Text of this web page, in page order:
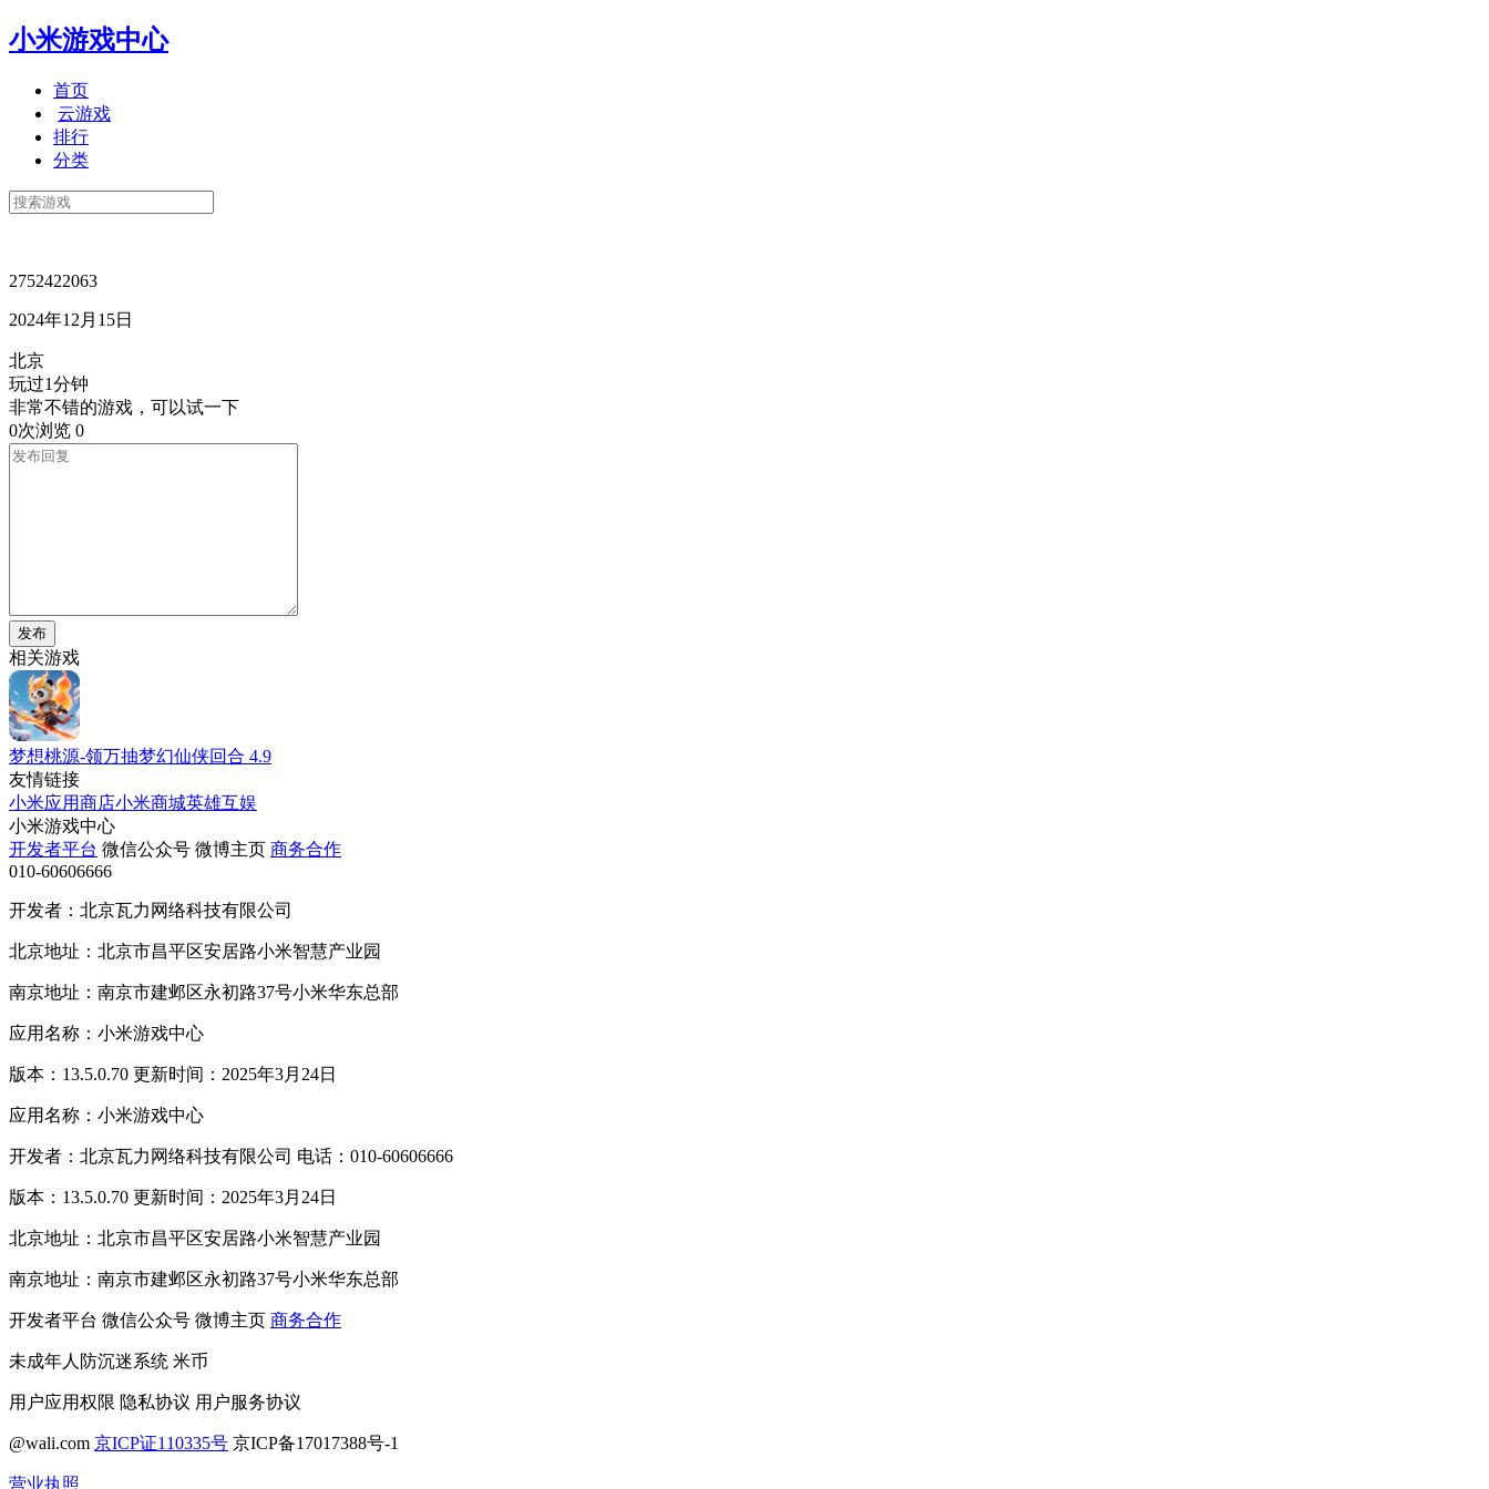
小米游戏中心
首页
云游戏
排行
分类
2752422063
2024年12月15日
北京
玩过1分钟
非常不错的游戏，可以试一下
0次浏览 0
发布
相关游戏
梦想桃源-领万抽梦幻仙侠回合 4.9
友情链接
小米应用商店小米商城英雄互娱
小米游戏中心
开发者平台 微信公众号 微博主页 商务合作
010-60606666
开发者：北京瓦力网络科技有限公司
北京地址：北京市昌平区安居路小米智慧产业园
南京地址：南京市建邺区永初路37号小米华东总部
应用名称：小米游戏中心
版本：13.5.0.70 更新时间：2025年3月24日
应用名称：小米游戏中心
开发者：北京瓦力网络科技有限公司 电话：010-60606666
版本：13.5.0.70 更新时间：2025年3月24日
北京地址：北京市昌平区安居路小米智慧产业园
南京地址：南京市建邺区永初路37号小米华东总部
开发者平台 微信公众号 微博主页 商务合作
未成年人防沉迷系统 米币
用户应用权限 隐私协议 用户服务协议
@wali.com 京ICP证110335号 京ICP备17017388号-1
营业执照